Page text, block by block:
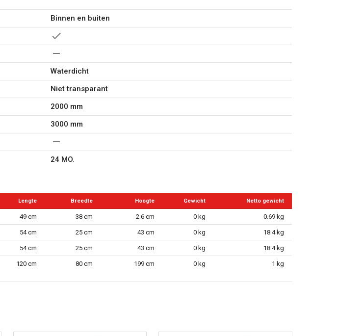
Binnen en buiten
Waterdicht
Niet transparant
2000 mm
3000 mm
24 MO.
Lengte Breedte Hoogte Gewicht Netto gewicht
49 cm 38 cm 2.6 cm 0 kg 0.69 kg
54 cm 25 cm 43 cm 0 kg 18.4 kg
54 cm 25 cm 43 cm 0 kg 18.4 kg
120 cm 80 cm 199 cm 0 kg 1 kg